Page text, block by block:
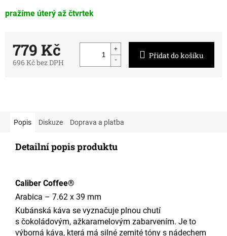
pražíme úterý až čtvrtek
779 Kč
696 Kč bez DPH
Přidat do košíku
Popis Diskuze Doprava a platba
Detailní popis produktu
Caliber Coffee®
Arabica – 7.62 x 39 mm
Kubánská káva se vyznačuje plnou chutí
s čokoládovým, ažkaramelovým zabarvením. Je to
výborná káva, která má silné zemité tóny s nádechem